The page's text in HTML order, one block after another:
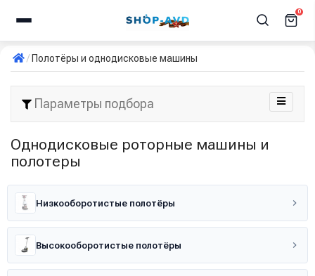
0
Полотёры и однодисковые машины
Параметры подбора
Однодисковые роторные машины и
полотеры
Низкооборотистые полотёры
Высокооборотистые полотёры